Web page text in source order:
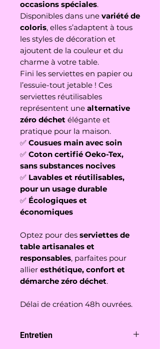
occasions spéciales.
Disponibles dans une variété de
coloris, elles s’adaptent à tous
les styles de décoration et
ajoutent de la couleur et du
charme à votre table.
Fini les serviettes en papier ou
l’essuie-tout jetable ! Ces
serviettes réutilisables
représentent une alternative
zéro déchet élégante et
pratique pour la maison.
✅ Cousues main avec soin
✅ Coton certifié Oeko-Tex,
sans substances nocives
✅ Lavables et réutilisables,
pour un usage durable
✅ Écologiques et
économiques
Optez pour des serviettes de
table artisanales et
responsables, parfaites pour
allier esthétique, confort et
démarche zéro déchet.
Délai de création 48h ouvrées.
Entretien